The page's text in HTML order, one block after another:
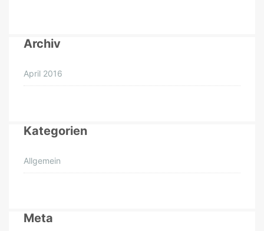
Archiv
April 2016
Kategorien
Allgemein
Meta